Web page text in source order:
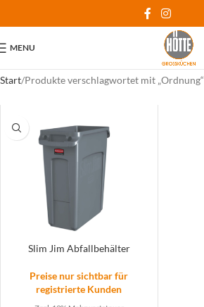
MENU
Start Produkte verschlagwortet mit „Ordnung“
Slim Jim Abfallbehälter
Preise nur sichtbar für
registrierte Kunden